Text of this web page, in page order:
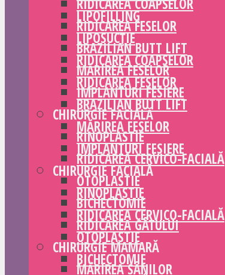
RIDICAREA COAPSELOR
RIDICAREA FESELOR
BRAZILIAN BUTT LIFT
MĂRIREA FESELOR
IMPLANTURI FESIERE
CHIRURGIE FACIALĂ
RINOPLASTIE
RIDICAREA CERVICO-FACIALĂ
OTOPLASTIE
BICHECTOMIE
RIDICAREA GÂTULUI
CHIRURGIE MAMARĂ
MĂRIREA SÂNILOR
LIPOFILLING
LIPOSUCȚIE
RIDICAREA COAPSELOR
RIDICAREA FESELOR
BRAZILIAN BUTT LIFT
MĂRIREA FESELOR
IMPLANTURI FESIERE
CHIRURGIE FACIALĂ
RINOPLASTIE
RIDICAREA CERVICO-FACIALĂ
OTOPLASTIE
BICHECTOMIE